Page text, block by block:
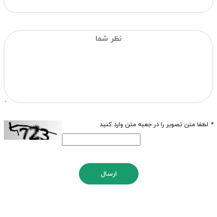
* لطفا متن تصویر را در جعبه متن وارد کنید
ارسال